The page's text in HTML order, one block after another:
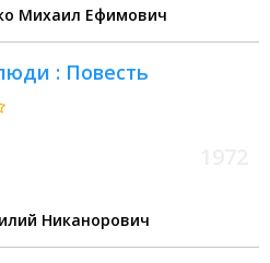
Михаил Ефимович
: Повесть
Никанорович